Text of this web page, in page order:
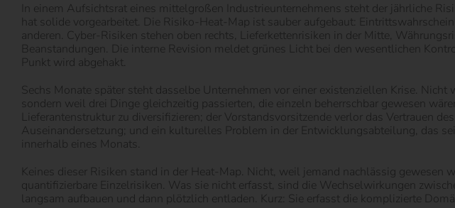
In einem Aufsichtsrat eines mittelgroßen Industrieunternehmens steht der jährliche
hat solide vorgearbeitet. Die Risiko-Heat-Map ist sauber aufgebaut:
anderen. Cyber-Risiken stehen oben rechts, Lieferkettenrisiken in der Mitte,
Beanstandungen. Die interne Revision meldet grünes Licht bei den wesentlichen
Punkt wird abgehakt.
Sechs Monate später steht dasselbe Unternehmen vor einer existenziellen Krise.
sondern weil drei Dinge gleichzeitig passierten, die einzeln beherrschbar gewesen
Lieferantenstruktur zu diversifizieren; der Vorstandsvorsitzende verlor das Vertrauen
Auseinandersetzung; und ein kulturelles Problem in der Entwicklungsabteilung, das
innerhalb eines Monats.
Keines dieser Risiken stand in der Heat-Map. Nicht, weil jemand nachlässig
quantifizierbare Einzelrisiken. Was sie nicht erfasst, sind die Wechselwirkungen
langsam aufbauen und dann plötzlich entladen. Kurz: Sie erfasst die komplizierte